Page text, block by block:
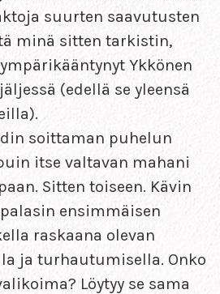
suurten saavutusten
minä sitten tarkistin,
Ykkönen
(edellä se yleensä
soittaman puhelun
itse valtavan mahani
Sitten toiseen. Kävin
ensimmäisen
raskaana olevan
ja turhautumisella. Onko
Löytyy se sama